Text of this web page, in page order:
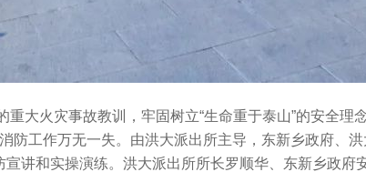
大火灾事故教训，牢固树立“生命重于泰山”的安全理
防工作万无一失。由洪大派出所主导，东新乡政府、洪
讲和实操演练。洪大派出所所长罗顺华、东新乡政府